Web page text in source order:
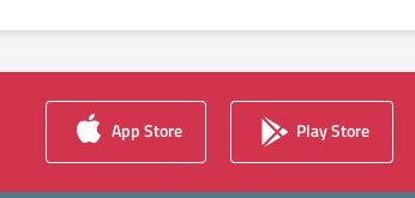
App Store Play Store